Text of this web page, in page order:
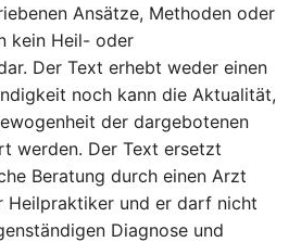
Ansätze, Methoden oder
kein Heil- oder
Der Text erhebt weder einen
noch kann die Aktualität,
der dargebotenen
werden. Der Text ersetzt
Beratung durch einen Arzt
Heilpraktiker und er darf nicht
Diagnose und